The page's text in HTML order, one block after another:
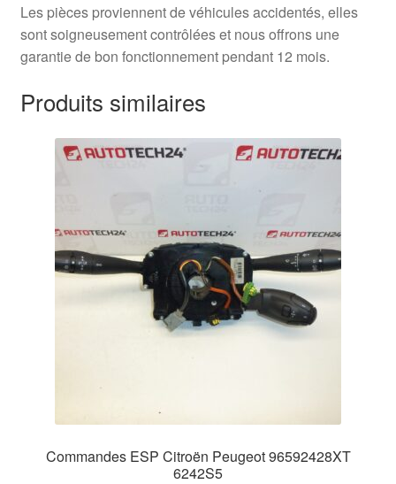
Les pièces proviennent de véhicules accidentés, elles
sont soigneusement contrôlées et nous offrons une
garantie de bon fonctionnement pendant 12 mois.
Produits similaires
Commandes ESP Citroën Peugeot 96592428XT
6242S5